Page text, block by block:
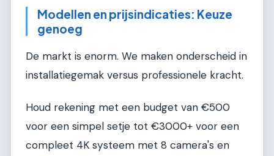
Modellen en prijsindicaties: Keuze
genoeg
De markt is enorm. We maken onderscheid in
installatiegemak versus professionele kracht.
Houd rekening met een budget van €500
voor een simpel setje tot €3000+ voor een
compleet 4K systeem met 8 camera's en